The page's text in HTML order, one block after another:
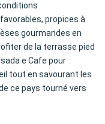
propices à
gourmandes en
de la terrasse pied
e Cafe pour
tout en savourant les
ce pays tourné vers